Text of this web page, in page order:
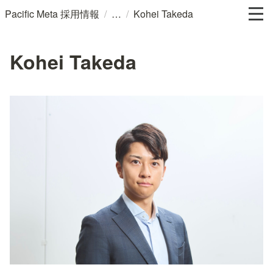
Pacific Meta 採用情報 / / Kohei Takeda
Kohei Takeda